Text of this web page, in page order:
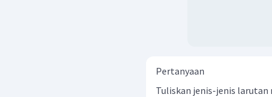
Pertanyaan
Tuliskan jenis-jenis